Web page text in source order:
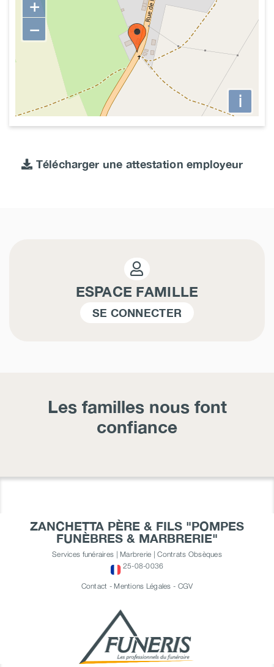
+
−
i
Télécharger une attestation employeur
ESPACE FAMILLE
SE CONNECTER
Les familles nous font
confiance
ZANCHETTA PÈRE & FILS "POMPES
FUNÈBRES & MARBRERIE"
Services funéraires | Marbrerie | Contrats Obsèques
25-08-0036
Contact -Mentions Légales - CGV